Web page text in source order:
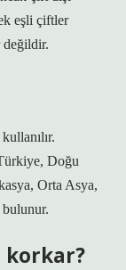
eşli çiftler
değildir.
Doğu
Orta Asya,
bulunur.
korkar?